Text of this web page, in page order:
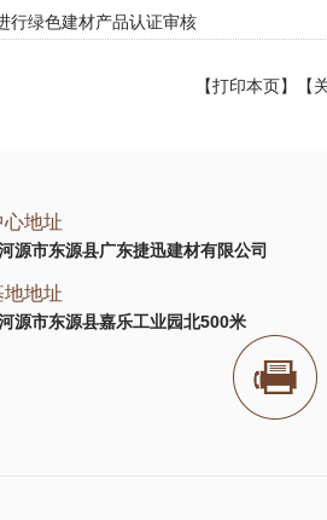
牌 进行绿色建材产品认证审核
【打印本页】【
地址
源市东源县广东捷迅建材有限公司
地址
源市东源县嘉乐工业园北500米